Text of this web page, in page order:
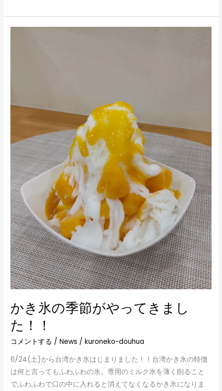
かき氷の季節がやってきまし
た！！
コメントする /News /kuroneko-douhua
6/24(土)から台湾かき氷はじまりました！！台湾かき氷の特徴
は何と言ってもふわふわの氷。専用のミルク氷を薄く削ること
でふわふわで口の中に入れると消えてなくなるかき氷になりま
が
て
き
ま
し
た！！